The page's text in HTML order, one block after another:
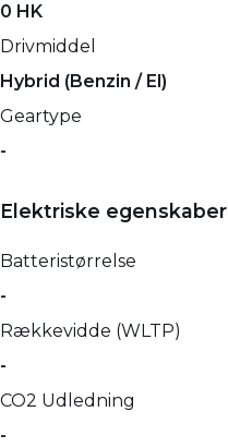
0 HK
Drivmiddel
Hybrid (Benzin / El)
Geartype
-
Elektriske egenskaber
Batteristørrelse
-
Rækkevidde (WLTP)
-
CO2 Udledning
-